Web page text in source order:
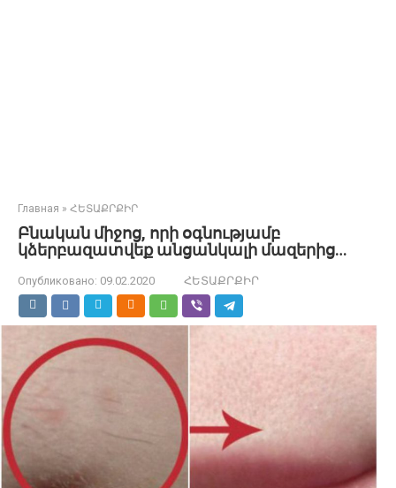
Главная » ՀԵՏԱՔՐՔԻՐ
Բնական միջոց, որի օգնությամբ
կձերբազատվեք անցանկալի մազերից…
Опубликовано: 09.02.2020 ՀԵՏԱՔՐՔԻՐ